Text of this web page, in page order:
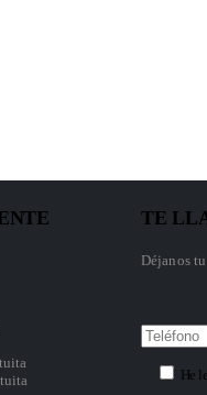
TE
Déjanos
He